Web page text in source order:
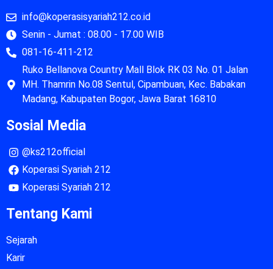
info@koperasisyariah212.co.id
Senin - Jumat : 08.00 - 17.00 WIB
081-16-411-212
Ruko Bellanova Country Mall Blok RK 03 No. 01 Jalan
MH. Thamrin No.08 Sentul, Cipambuan, Kec. Babakan
Madang, Kabupaten Bogor, Jawa Barat 16810
Sosial Media
@ks212official
Koperasi Syariah 212
Koperasi Syariah 212
Tentang Kami
Sejarah
Karir